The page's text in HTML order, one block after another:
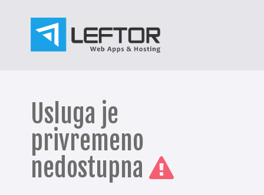
Usluga je
privremeno
nedostupna